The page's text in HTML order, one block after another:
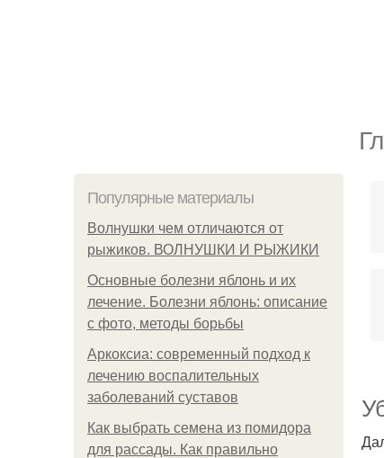
Популярные материалы
Волнушки чем отличаются от
рыжиков. ВОЛНУШКИ И РЫЖИКИ
Основные болезни яблонь и их
лечение. Болезни яблонь: описание
с фото, методы борьбы
Аркоксиа: современный подход к
лечению воспалительных
заболеваний суставов
Как выбрать семена из помидора
для рассады. Как правильно